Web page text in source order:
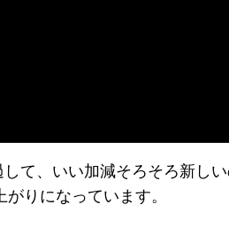
て、いい加減そろそろ新し
りになっています。